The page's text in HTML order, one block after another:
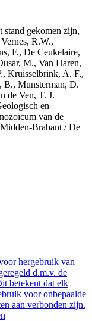
stand gekomen zijn,
R.W.,
F., De Ceukelaire,
M., Van Haren,
Kruisselbrink, A. F.,
Munsterman, D.
de Ven, T. J.
en
van de
Brabant / De
hergebruik van
d.m.v. de
betekent dat elk
voor onbepaalde
aan verbonden zijn.